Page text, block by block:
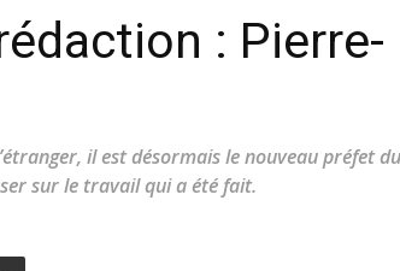
: Pierre-
il est désormais le nouveau préfet du
sur le travail qui a été fait.